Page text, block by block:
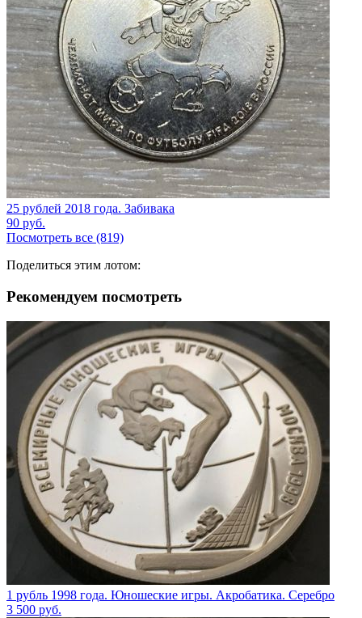
25 рублей 2018 года. Забивака
90 руб.
Посмотреть все (819)
Поделиться этим лотом:
Рекомендуем посмотреть
1 рубль 1998 года. Юношеские игры. Акробатика. Серебро
3 500 руб.